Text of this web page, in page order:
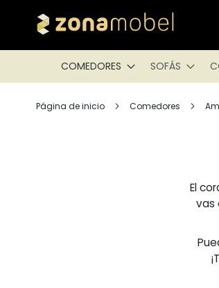
COMEDORES SOFÁS
Página de inicio Comedores
El
vas